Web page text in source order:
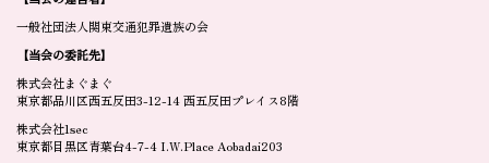
一般社団法人関東交通犯罪遺族の会
【当会の委託先】
株式会社まぐまぐ
東京都品川区西五反田3-12-14 西五反田プレイス8階
株式会社1sec
東京都目黒区青葉台4-7-4 I.W.Place Aobadai203